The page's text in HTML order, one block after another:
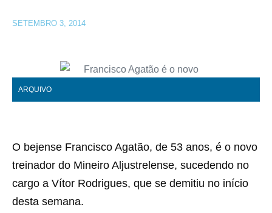
SETEMBRO 3, 2014
ARQUIVO
O bejense Francisco Agatão, de 53 anos, é o novo
treinador do Mineiro Aljustrelense, sucedendo no
cargo a Vítor Rodrigues, que se demitiu no início
desta semana.